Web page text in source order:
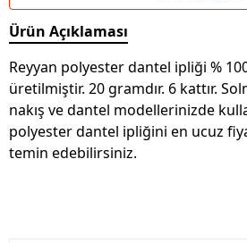
Ürün Açıklaması
Reyyan polyester dantel ipliği %
üretilmiştir. 20 gramdır. 6 kattır.
nakış ve dantel modellerinizde
polyester dantel ipliğini en ucuz
temin edebilirsiniz.